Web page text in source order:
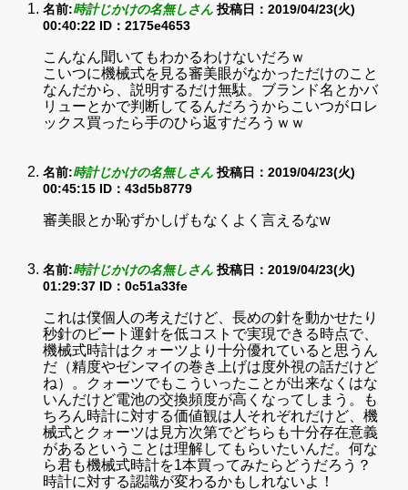
名前:時計じかけの名無しさん 投稿日：2019/04/23(火)
00:40:22 ID：2175e4653
こんなん聞いてもわかるわけないだろｗ
こいつに機械式を見る審美眼がなかっただけのこと
なんだから、説明するだけ無駄。ブランド名とかバ
リューとかで判断してるんだろうからこいつがロレ
ックス買ったら手のひら返すだろうｗｗ
名前:時計じかけの名無しさん 投稿日：2019/04/23(火)
00:45:15 ID：43d5b8779
審美眼とか恥ずかしげもなくよく言えるなw
名前:時計じかけの名無しさん 投稿日：2019/04/23(火)
01:29:37 ID：0c51a33fe
これは僕個人の考えだけど、長めの針を動かせたり
秒針のビート運針を低コストで実現できる時点で、
機械式時計はクォーツより十分優れていると思うん
だ（精度やゼンマイの巻き上げは度外視の話だけど
ね）。クォーツでもこういったことが出来なくはな
いんだけど電池の交換頻度が高くなってしまう。も
ちろん時計に対する価値観は人それぞれだけど、機
械式とクォーツは見方次第でどちらも十分存在意義
があるということは理解してもらいたいんだ。何な
ら君も機械式時計を1本買ってみたらどうだろう？
時計に対する認識が変わるかもしれないよ！